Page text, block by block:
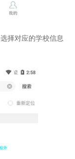
择对应的学校信息